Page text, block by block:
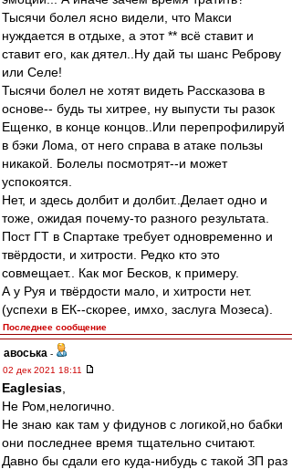
Тысячи болел ясно видели, что Макси
нуждается в отдыхе, а этот ** всё ставит и
ставит его, как дятел..Ну дай ты шанс Реброву
или Селе!
Тысячи болел не хотят видеть Рассказова в
основе-- будь ты хитрее, ну выпусти ты разок
Ещенко, в конце концов..Или перепрофилируй
в бэки Лома, от него справа в атаке пользы
никакой. Болелы посмотрят--и может
успокоятся.
Нет, и здесь долбит и долбит..Делает одно и
тоже, ожидая почему-то разного результата.
Пост ГТ в Спартаке требует одновременно и
твёрдости, и хитрости. Редко кто это
совмещает.. Как мог Бесков, к примеру.
А у Руя и твёрдости мало, и хитрости нет.
(успехи в ЕК--скорее, имхо, заслуга Мозеса).
Последнее сообщение
авоська -
02 дек 2021 18:11
Eaglesias
Не Ром,нелогично.
Не знаю как там у фидунов с логикой,но бабки
они последнее время тщательно считают.
Давно бы сдали его куда-нибудь с такой ЗП раз